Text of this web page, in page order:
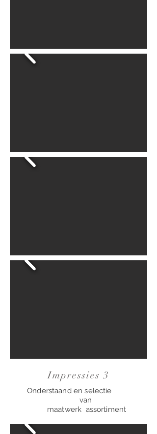
Impressies 3
Onderstaand en selectie
van
maatwerk assortiment